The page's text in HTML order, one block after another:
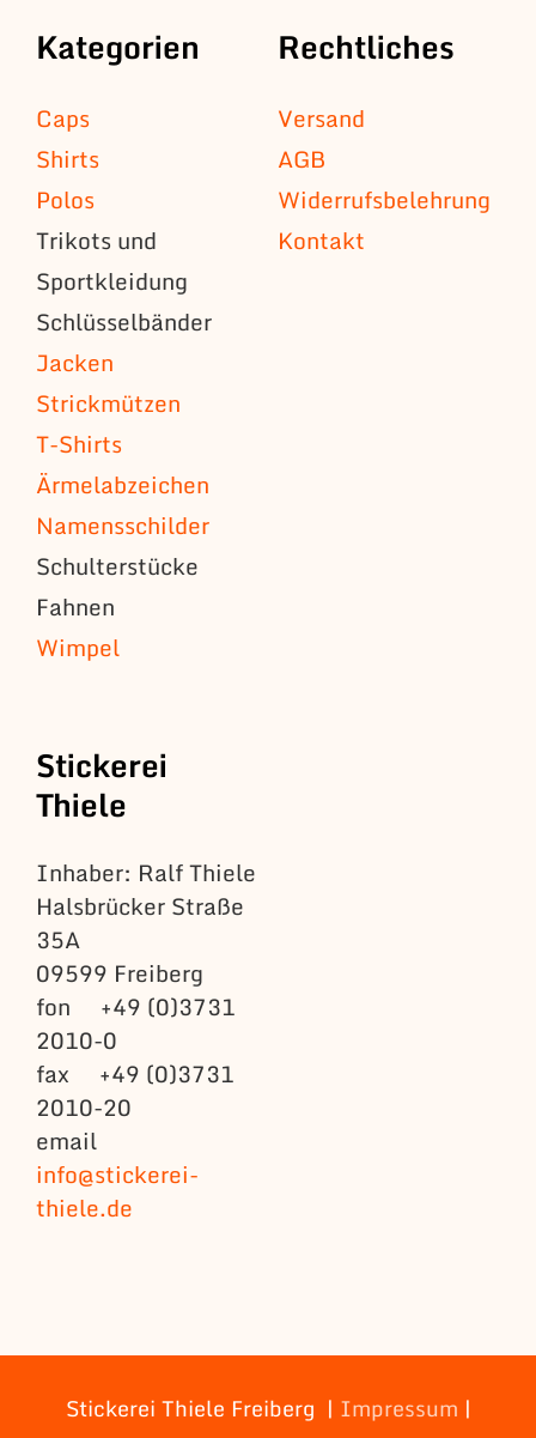
Kategorien
Caps
Shirts
Polos
Trikots und
Sportkleidung
Schlüsselbänder
Jacken
Strickmützen
T-Shirts
Ärmelabzeichen
Namensschilder
Schulterstücke
Fahnen
Wimpel
Rechtliches
Versand
AGB
Widerrufsbelehrung
Kontakt
Stickerei
Thiele
Inhaber: Ralf Thiele
Halsbrücker Straße
35A
09599 Freiberg
fon +49 (0)3731
2010-0
fax +49 (0)3731
2010-20
email
info@stickerei-
thiele.de
Stickerei Thiele Freiberg | Impressum |